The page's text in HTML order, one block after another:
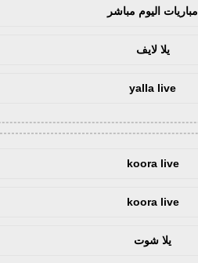
مباريات اليوم مباشر
يلا لايف
yalla live
koora live
koora live
يلا شوت